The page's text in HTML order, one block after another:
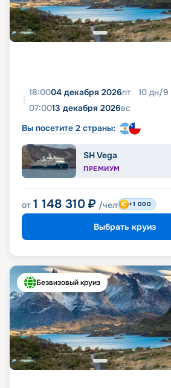
18:0004 декабря 2026пт 10 дн/9
07:0013 декабря 2026вс
Вы посетите 2 страны:
SH Vega
ПРЕМИУМ
от 1 148 310 ₽ /чел +1 000
Выбрать круиз
Безвизовый круиз